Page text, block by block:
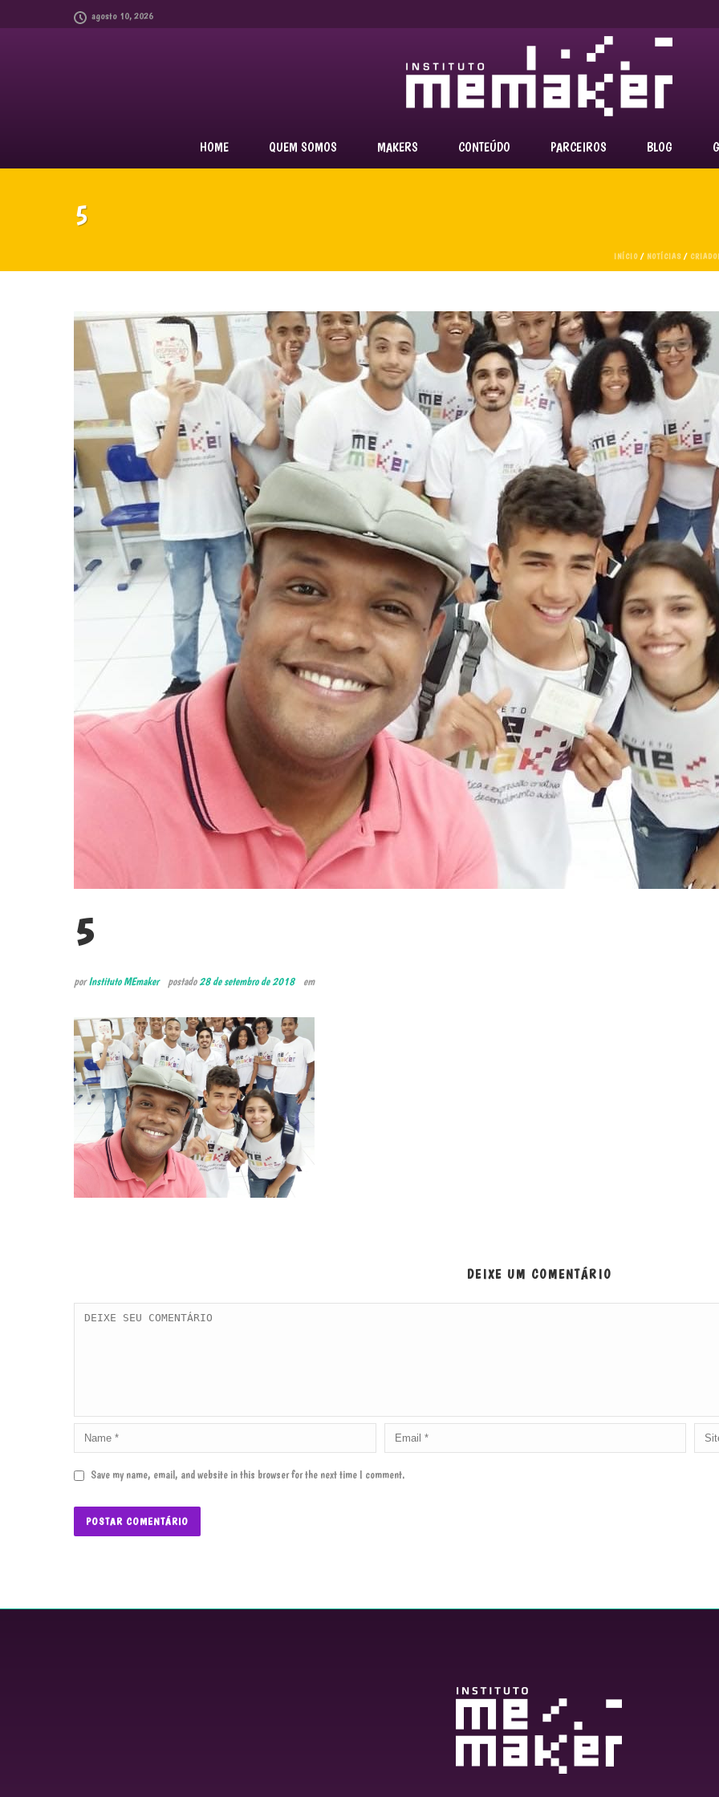
agosto 10, 2026
HOME QUEM SOMOS MAKERS CONTEÚDO PARCEIROS BLOG
5
INÍCIO / NOTÍCIAS /
5
porInstituto MEmaker postado28 de setembro de 2018 em
DEIXE UM COMENTÁRIO
Save my name, email, and website in this browser for the next time I comment.